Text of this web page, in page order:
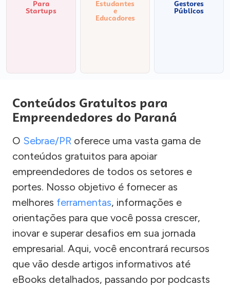
Para
Startups
Estudantes
e
Educadores
Gestores
Públicos
Conteúdos Gratuitos para
Empreendedores do Paraná
O Sebrae/PR oferece uma vasta gama de
conteúdos gratuitos para apoiar
empreendedores de todos os setores e
portes. Nosso objetivo é fornecer as
melhores ferramentas, informações e
orientações para que você possa crescer,
inovar e superar desafios em sua jornada
empresarial. Aqui, você encontrará recursos
que vão desde artigos informativos até
eBooks detalhados, passando por podcasts